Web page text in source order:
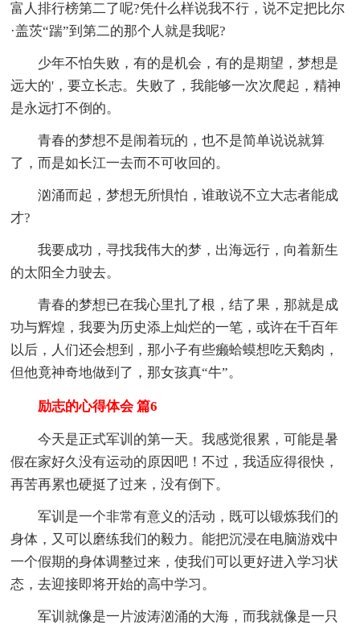
富人排行榜第二了呢?凭什么样说我不行，说不定把比尔
·盖茨“踹”到第二的那个人就是我呢?
少年不怕失败，有的是机会，有的是期望，梦想是
远大的'，要立长志。失败了，我能够一次次爬起，精神
是永远打不倒的。
青春的梦想不是闹着玩的，也不是简单说说就算
了，而是如长江一去而不可收回的。
汹涌而起，梦想无所惧怕，谁敢说不立大志者能成
才?
我要成功，寻找我伟大的梦，出海远行，向着新生
的太阳全力驶去。
青春的梦想已在我心里扎了根，结了果，那就是成
功与辉煌，我要为历史添上灿烂的一笔，或许在千百年
以后，人们还会想到，那小子有些癞蛤蟆想吃天鹅肉，
但他竟神奇地做到了，那女孩真“牛”。
励志的心得体会 篇6
今天是正式军训的第一天。我感觉很累，可能是暑
假在家好久没有运动的原因吧！不过，我适应得很快，
再苦再累也硬挺了过来，没有倒下。
军训是一个非常有意义的活动，既可以锻炼我们的
身体，又可以磨练我们的毅力。能把沉浸在电脑游戏中
一个假期的身体调整过来，使我们可以更好进入学习状
态，去迎接即将开始的高中学习。
军训就像是一片波涛汹涌的大海，而我就像是一只